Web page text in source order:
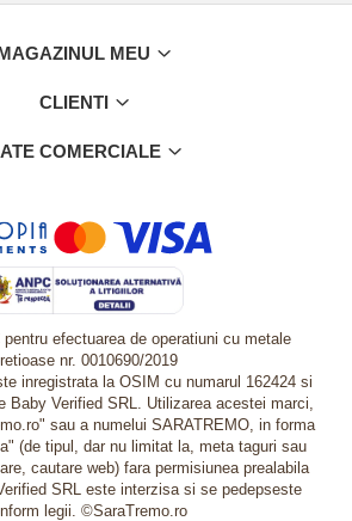
MEU
CLIENTI
COMERCIALE
efectuarea de operatiuni cu metale
nr. 0010690/2019
inregistrata la OSIM cu numarul 162424 si
Baby Verified SRL. Utilizarea acestei marci,
sau a numelui SARATREMO, in forma
(de tipul, dar nu limitat la, meta taguri sau
cautare web) fara permisiunea prealabila
SRL este interzisa si se pedepseste
legii. ©SaraTremo.ro